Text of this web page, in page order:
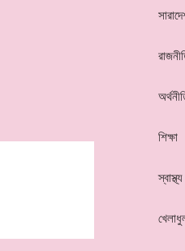
শিক্ষা
স্বাস্থ্য